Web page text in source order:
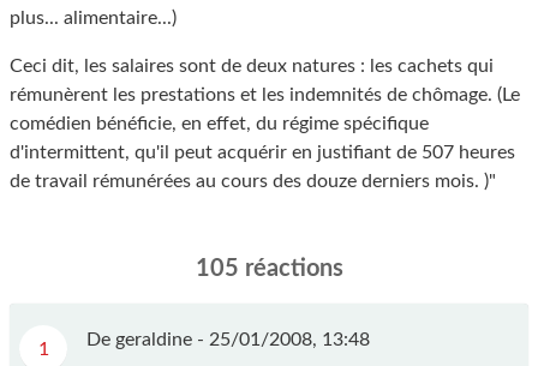
plus... alimentaire...)
Ceci dit, les salaires sont de deux natures : les cachets qui
rémunèrent les prestations et les indemnités de chômage. (Le
comédien bénéficie, en effet, du régime spécifique
d'intermittent, qu'il peut acquérir en justifiant de 507 heures
de travail rémunérées au cours des douze derniers mois. )"
105 réactions
1 De geraldine - 25/01/2008, 13:48